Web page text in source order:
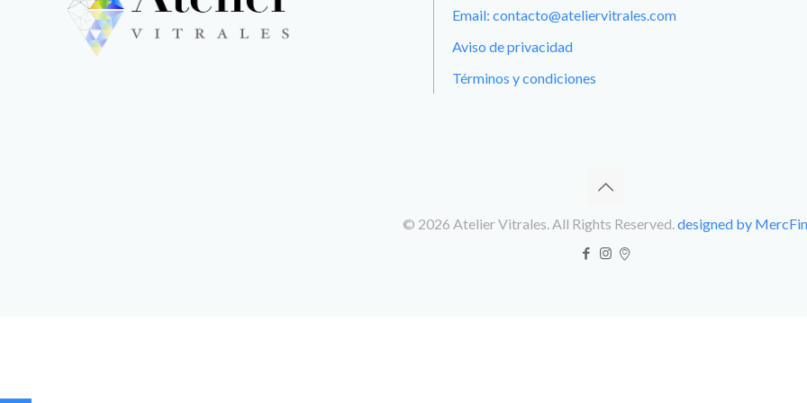
Email: contacto@ateliervitrales.com
Aviso de privacidad
Términos y condiciones
© 2026 Atelier Vitrales. All Rights Reserved.designed by MercFin